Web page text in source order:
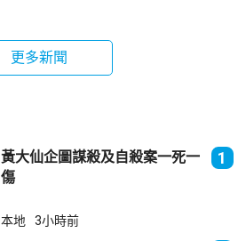
更多新聞
黃大仙企圖謀殺及自殺案一死一
傷
1
本地 3小時前